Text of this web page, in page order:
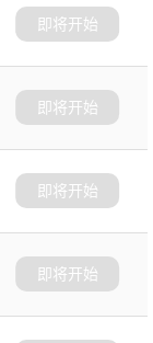
即将开始
即将开始
即将开始
即将开始